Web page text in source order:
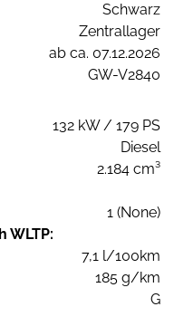
Schwarz
Zentrallager
ab ca. 07.12.2026
GW-V2840
132 kW / 179 PS
Diesel
2.184 cm³
1 (None)
WLTP:
7,1 l/100km
185 g/km
G